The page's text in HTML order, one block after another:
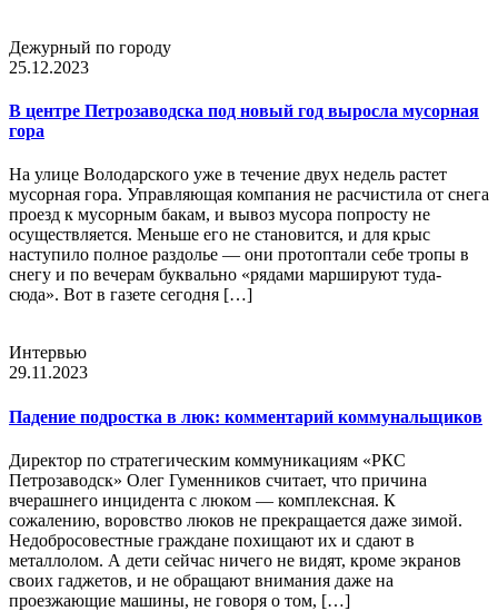
Дежурный по городу
25.12.2023
В центре Петрозаводска под новый год выросла мусорная
гора
На улице Володарского уже в течение двух недель растет
мусорная гора. Управляющая компания не расчистила от снега
проезд к мусорным бакам, и вывоз мусора попросту не
осуществляется. Меньше его не становится, и для крыс
наступило полное раздолье — они протоптали себе тропы в
снегу и по вечерам буквально «рядами маршируют туда-
сюда». Вот в газете сегодня […]
Интервью
29.11.2023
Падение подростка в люк: комментарий коммунальщиков
Директор по стратегическим коммуникациям «РКС
Петрозаводск» Олег Гуменников считает, что причина
вчерашнего инцидента с люком — комплексная. К
сожалению, воровство люков не прекращается даже зимой.
Недобросовестные граждане похищают их и сдают в
металлолом. А дети сейчас ничего не видят, кроме экранов
своих гаджетов, и не обращают внимания даже на
проезжающие машины, не говоря о том, […]